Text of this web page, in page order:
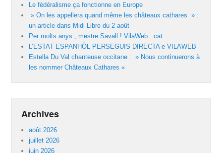
Le fédéralisme ça fonctionne en Europe
» On les appellera quand même les châteaux cathares » :
un article dans Midi Libre du 2 août
Per molts anys , mestre Savall ! VilaWeb . cat
L’ESTAT ESPANHÒL PERSEGUIS DIRECTA e VILAWEB
Estella Du Val chanteuse occitane : » Nous continuerons à
les nommer Châteaux Cathares «
Archives
août 2026
juillet 2026
juin 2026